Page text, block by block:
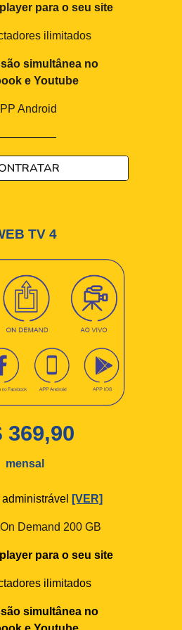
para o seu site
ilimitados
simultânea no
e Youtube
Android
TV4
369,90
mensal
[VER]
On Demand 200 GB
para o seu site
ilimitados
simultânea no